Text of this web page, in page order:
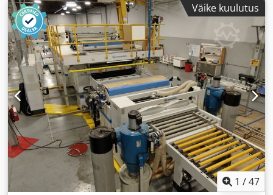
Väike kuulutus
1 /47